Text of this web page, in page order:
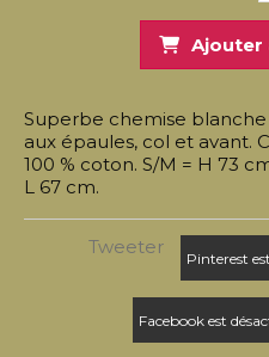
Ajouter
Superbe chemise
aux épaules, col et avant.
100 % coton. S/M = H 73
L 67 cm.
Tweeter
Pinterest
Facebook est